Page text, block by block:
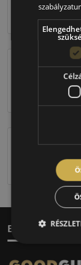
EU-s
Figyelem a
címkével ellátott
Elérhetőség